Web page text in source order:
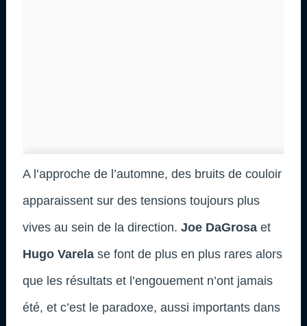
A l’approche de l’automne, des bruits de couloir
apparaissent sur des tensions toujours plus
vives au sein de la direction. Joe DaGrosa et
Hugo Varela se font de plus en plus rares alors
que les résultats et l’engouement n’ont jamais
été, et c’est le paradoxe, aussi importants dans